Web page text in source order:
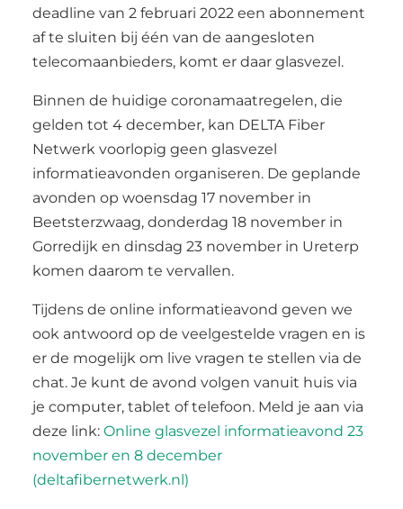
deadline van 2 februari 2022 een abonnement
af te sluiten bij één van de aangesloten
telecomaanbieders, komt er daar glasvezel.
Binnen de huidige coronamaatregelen, die
gelden tot 4 december, kan DELTA Fiber
Netwerk voorlopig geen glasvezel
informatieavonden organiseren. De geplande
avonden op woensdag 17 november in
Beetsterzwaag, donderdag 18 november in
Gorredijk en dinsdag 23 november in Ureterp
komen daarom te vervallen.
Tijdens de online informatieavond geven we
ook antwoord op de veelgestelde vragen en is
er de mogelijk om live vragen te stellen via de
chat. Je kunt de avond volgen vanuit huis via
je computer, tablet of telefoon. Meld je aan via
deze link: Online glasvezel informatieavond 23
november en 8 december
(deltafibernetwerk.nl)